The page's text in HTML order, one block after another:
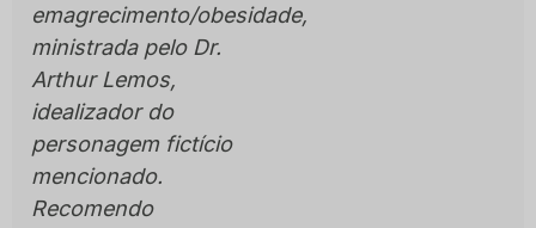
emagrecimento/obesidade,
ministrada pelo Dr.
Arthur Lemos,
idealizador do
personagem fictício
mencionado.
Recomendo